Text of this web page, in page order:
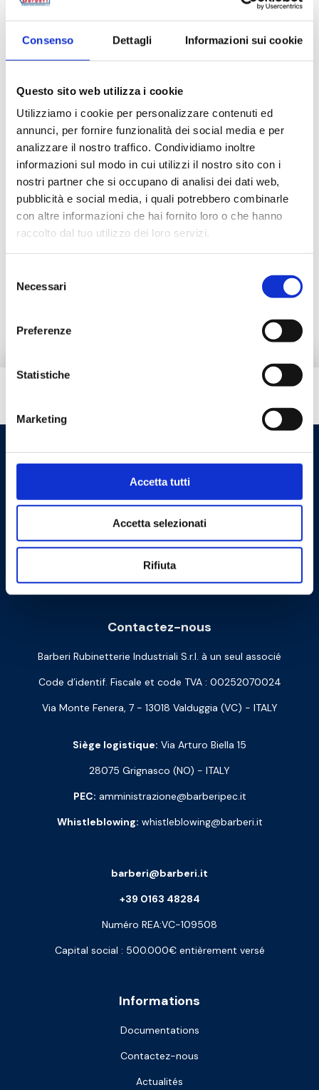
Consenso Dettagli Informazioni sui cookie
Questo sito web utilizza i cookie
Utilizziamo i cookie per personalizzare contenuti ed
annunci, per fornire funzionalità dei social media e per
analizzare il nostro traffico. Condividiamo inoltre
informazioni sul modo in cui utilizzi il nostro sito con i
nostri partner che si occupano di analisi dei dati web,
pubblicità e social media, i quali potrebbero combinarle
con altre informazioni che hai fornito loro o che hanno
raccolto dal tuo utilizzo dei loro servizi.
delNecessari
Preferenze
Statistiche
Marketing
Accetta tutti
Accetta selezionati
Rifiuta
Code article Mesure
P74040003 G 1 1/2 M - G 1 1/2 RN
Description
Documentation
Contactez-nous
Barberi Rubinetterie Industriali S.r.l. à un seul associé
Code d’identif. Fiscale et code TVA : 00252070024
Via Monte Fenera, 7 - 13018 Valduggia (VC) - ITALY
Siège logistique: Via Arturo Biella 15
28075 Grignasco (NO) - ITALY
PEC: amministrazione@barberipec.it
Whistleblowing: whistleblowing@barberi.it
Informations
Documentations
Contactez-nous
Actualités
barberi@barberi.it
+39 0163 48284
Numéro REA:VC-109508
Capital social : 500.000€ entièrement versé